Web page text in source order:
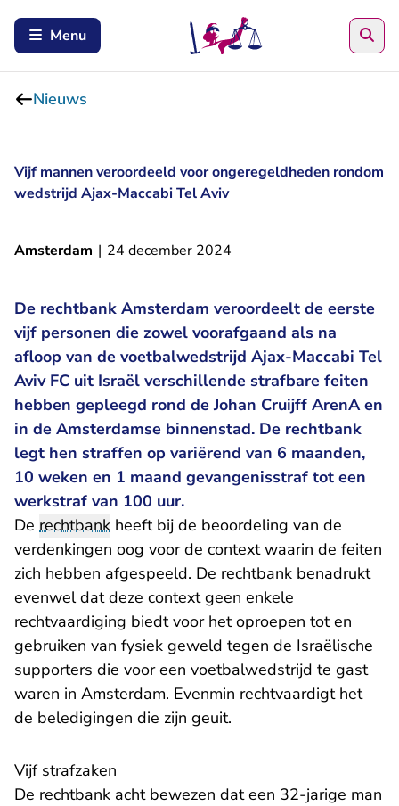
Menu
Nieuws
Vijf mannen veroordeeld voor ongeregeldheden rondom
wedstrijd Ajax-Maccabi Tel Aviv
Amsterdam | 24 december 2024
De rechtbank Amsterdam veroordeelt de eerste
vijf personen die zowel voorafgaand als na
afloop van de voetbalwedstrijd Ajax-Maccabi Tel
Aviv FC uit Israël verschillende strafbare feiten
hebben gepleegd rond de Johan Cruijff ArenA en
in de Amsterdamse binnenstad. De rechtbank
legt hen straffen op variërend van 6 maanden,
10 weken en 1 maand gevangenisstraf tot een
werkstraf van 100 uur.
De rechtbank heeft bij de beoordeling van de
verdenkingen oog voor de context waarin de feiten
zich hebben afgespeeld. De rechtbank benadrukt
evenwel dat deze context geen enkele
rechtvaardiging biedt voor het oproepen tot en
gebruiken van fysiek geweld tegen de Israëlische
supporters die voor een voetbalwedstrijd te gast
waren in Amsterdam. Evenmin rechtvaardigt het
de beledigingen die zijn geuit.
Vijf strafzaken
De rechtbank acht bewezen dat een 32-jarige man